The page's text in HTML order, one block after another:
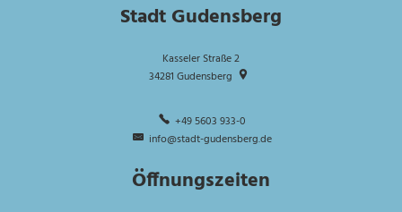
Stadt Gudensberg
Kasseler Straße 2
34281 Gudensberg
+49 5603 933-0
info@stadt-gudensberg.de
Öffnungszeiten